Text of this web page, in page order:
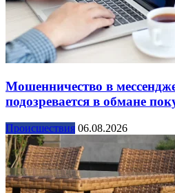
Мошенничество в
подозревается в обмане
Происшествия 06.08.2026